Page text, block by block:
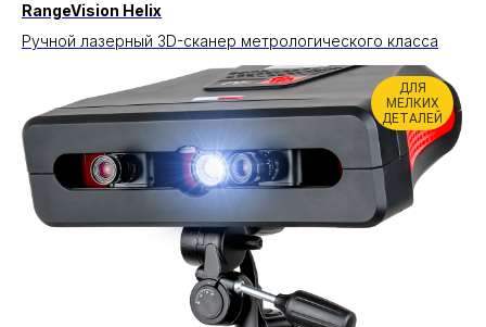
RangeVision Helix
Ручной лазерный 3D-сканер метрологического класса
ДЛЯ
МЕЛКИХ
ДЕТАЛЕЙ